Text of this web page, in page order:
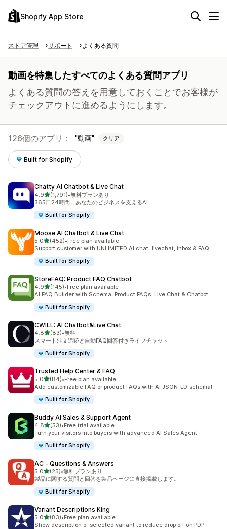
Shopify App Store
ストア管理 サポート よくある質問
動画を特集したすべてのよくある質問アプリ
よくある質問の答えを用意しておくことでお客様が
チェックアウトに進めるようにします。
126個のアプリ： 動画 クリア
Built for Shopify
Chatty AI Chatbot & Live Chat
4.95つ星中
(1,791)
合計レビュー数：1791件
•無料プランあり
365日24時間、あなたのビジネスを支えるAI
Built for Shopify
Moose AI Chatbot & Live Chat
5.05つ星中
(452)
合計レビュー数：452件
•Free plan available
Support customer with UNLIMITED AI chat, livechat, inbox & FAQ
Built for Shopify
StoreFAQ: Product FAQ Chatbot
4.95つ星中
(145)
合計レビュー数：145件
•Free plan available
AI FAQ Builder with Schema, Product FAQs, Live Chat & Chatbot
Built for Shopify
CWILL: AI Chatbot&Live Chat
4.85つ星中
(83)
合計レビュー数：83件
•無料
スマート注文追跡と自動FAQ回答付きライブチャット
Built for Shopify
Trusted Help Center & FAQ
5.05つ星中
(84)
合計レビュー数：84件
•Free plan available
Add customizable FAQ or product FAQs with AI JSON-LD schema!
Built for Shopify
Buddy AI:Sales & Support Agent
4.85つ星中
(53)
合計レビュー数：53件
•Free trial available
Turn your visitors into buyers with advanced AI Sales Agent
Built for Shopify
AC ‑ Questions & Answers
5.05つ星中
(25)
合計レビュー数：25件
•無料プランあり
製品に関する質問と回答を製品ページに直接掲載します。
Built for Shopify
Variant Descriptions King
5.05つ星中
(83)
合計レビュー数：83件
•Free plan available
Show description of selected variant to reduce drop off on PDP